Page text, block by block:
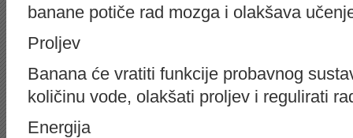
banane potiče rad mozga i olakšava
Proljev
Banana će vratiti funkcije probavnog
količinu vode, olakšati proljev i regulirati
Energija